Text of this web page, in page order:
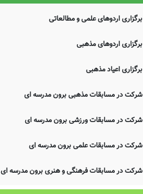
برگزاری اردوهای علمی و مطالعاتی
برگزاری اردوهای مذهبی
برگزاری اعیاد مذهبی
شرکت در مسابقات مذهبی برون مدرسه ای
شرکت در مسابقات ورزشی برون مدرسه ای
شرکت در مسابقات علمی برون مدرسه ای
شرکت در مسابقات فرهنگی و هنری برون مدرسه ای